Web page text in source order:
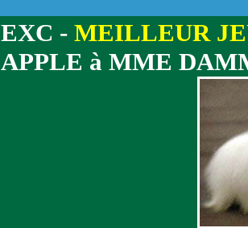
EXC - MEILLEUR
APPLE à MME